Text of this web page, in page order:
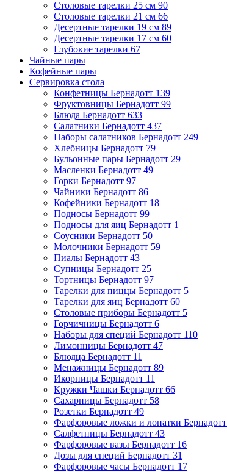
Столовые тарелки 25 см 90
Столовые тарелки 21 см 66
Десертные тарелки 19 см 89
Десертные тарелки 17 см 60
Глубокие тарелки 67
Чайные пары
Кофейные пары
Сервировка стола
Конфетницы Бернадотт 139
Фруктовницы Бернадотт 99
Блюда Бернадотт 633
Салатники Бернадотт 437
Наборы салатников Бернадотт 249
Хлебницы Бернадотт 79
Бульонные пары Бернадотт 29
Масленки Бернадотт 49
Горки Бернадотт 97
Чайники Бернадотт 86
Кофейники Бернадотт 18
Подносы Бернадотт 99
Подносы для яиц Бернадотт 1
Соусники Бернадотт 50
Молочники Бернадотт 59
Пиалы Бернадотт 43
Супницы Бернадотт 25
Тортницы Бернадотт 97
Тарелки для пиццы Бернадотт 5
Тарелки для яиц Бернадотт 60
Столовые приборы Бернадотт 5
Горчичницы Бернадотт 6
Наборы для специй Бернадотт 110
Лимонницы Бернадотт 47
Блюдца Бернадотт 11
Менажницы Бернадотт 89
Икорницы Бернадотт 11
Кружки Чашки Бернадотт 66
Сахарницы Бернадотт 58
Розетки Бернадотт 49
Фарфоровые ложки и лопатки Бернадотт
Салфетницы Бернадотт 43
Фарфоровые вазы Бернадотт 16
Дозы для специй Бернадотт 31
Фарфоровые часы Бернадотт 17